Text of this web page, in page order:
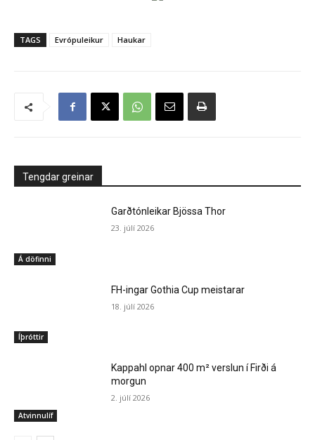
TAGS Evrópuleikur Haukar
Tengdar greinar
Á döfinni
Garðtónleikar Bjössa Thor
23. júlí 2026
Íþróttir
FH-ingar Gothia Cup meistarar
18. júlí 2026
Atvinnulíf
Kappahl opnar 400 m² verslun í Firði á
morgun
2. júlí 2026